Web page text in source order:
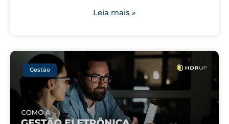
Leia mais »
Gestão